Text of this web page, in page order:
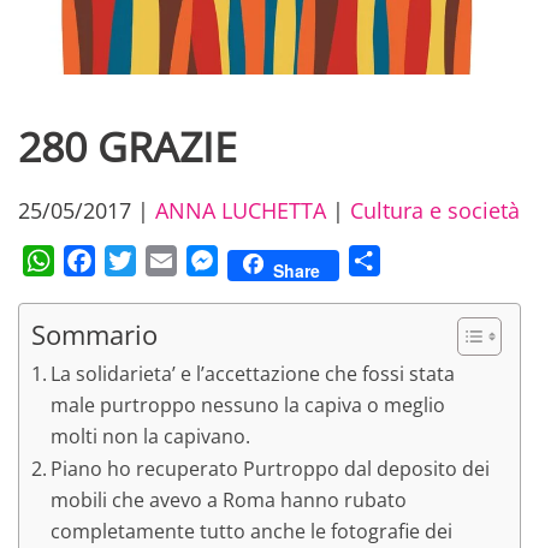
280 GRAZIE
25/05/2017 | ANNA LUCHETTA| Cultura e società
WhatsAppFacebookTwitterEmail Messenger
Share
Sommario
La solidarieta’ e l’accettazione che fossi stata
male purtroppo nessuno la capiva o meglio
molti non la capivano.
Piano ho recuperato Purtroppo dal deposito dei
mobili che avevo a Roma hanno rubato
completamente tutto anche le fotografie dei